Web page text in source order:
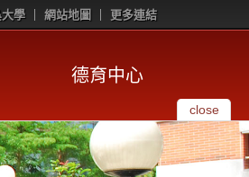
學 網站地圖 更多連結
德育中心
close